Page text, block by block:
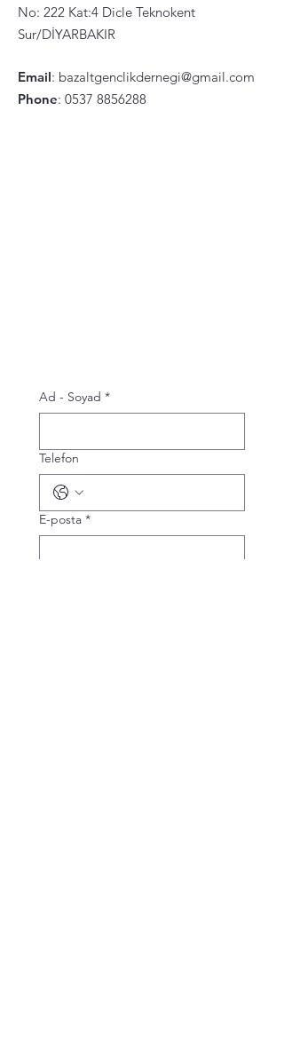
No: 222 Kat:4 Dicle Teknokent
Sur/DİYARBAKIR
Email: bazaltgenclikdernegi@gmail.com
Phone: 0537 8856288
Ad - Soyad *
Telefon
E-posta *